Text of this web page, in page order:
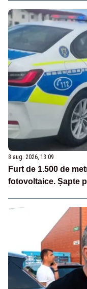
8 aug. 2026, 13:09
Furt de 1.500 de
fotovoltaice. Șapte